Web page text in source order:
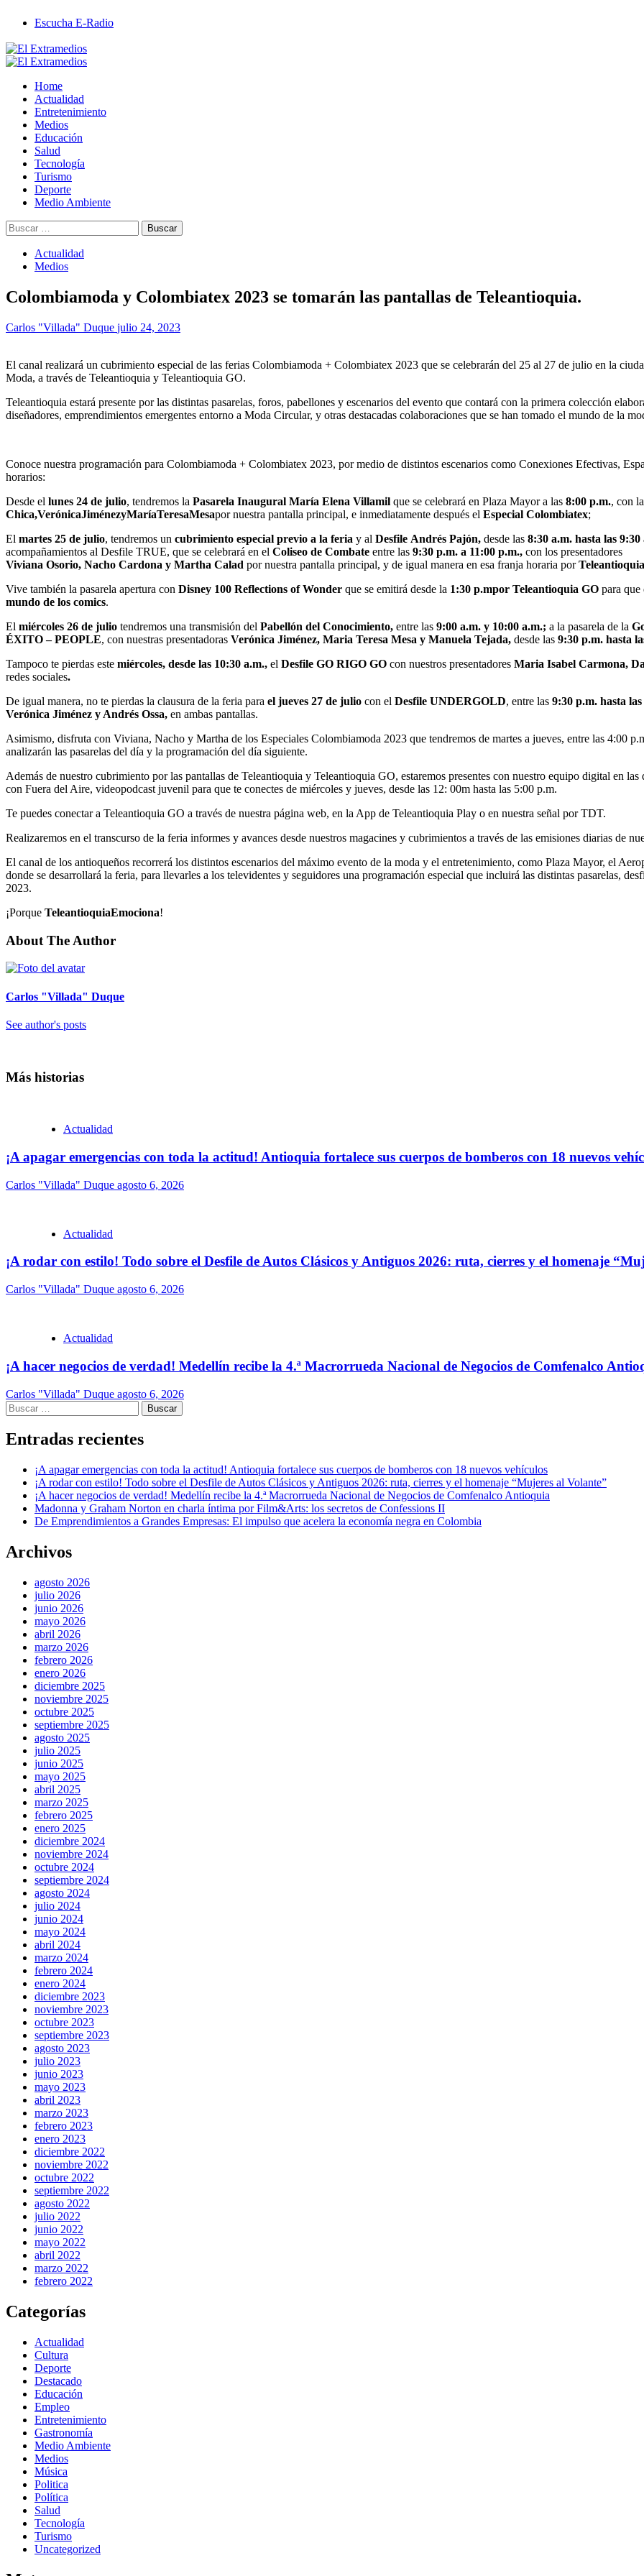
contenido
Escucha E-Radio
Primary
Home
Actualidad
Entretenimiento
Medios
Educación
Salud
Tecnología
Turismo
Deporte
Medio Ambiente
Buscar:
Actualidad
Medios
Colombiamoda y Colombiatex 2023 se tomarán las pantallas de Teleantioquia.
Carlos "Villada" Duque julio 24, 2023
El canal realizará un cubrimiento especial de las ferias Colombiamoda + Colombiatex 2023 que se celebrarán del 25 al 27 de julio en la
Moda, a través de Teleantioquia y Teleantioquia GO.
Teleantioquia estará presente por las distintas pasarelas, foros, pabellones y escenarios del evento que contará con la primera colección
diseñadores, emprendimientos emergentes entorno a Moda Circular, y otras destacadas colaboraciones que se han tomado el mundo de la
Conoce nuestra programación para Colombiamoda + Colombiatex 2023, por medio de distintos escenarios como Conexiones Efectivas,
horarios:
Desde el lunes 24 de julio, tendremos la Pasarela Inaugural María Elena Villamil que se celebrará en Plaza Mayor a las 8:00 p.m., con
Chica,VerónicaJiménezyMaríaTeresaMesapor nuestra pantalla principal, e inmediatamente después el Especial Colombiatex;
El martes 25 de julio, tendremos un cubrimiento especial previo a la feria y al Desfile Andrés Pajón, desde las 8:30 a.m. hasta las 9:30
acompañamientos al Desfile TRUE, que se celebrará en el Coliseo de Combate entre las 9:30 p.m. a 11:00 p.m., con los presentadores
Viviana Osorio, Nacho Cardona y Martha Calad por nuestra pantalla principal, y de igual manera en esa franja horaria porTeleantioquia
Vive también la pasarela apertura con Disney 100 Reflections of Wonder que se emitirá desde la 1:30 p.mpor Teleantioquia GO para
mundo de los comics.
El miércoles 26 de julio tendremos una transmisión del Pabellón del Conocimiento, entre las 9:00 a.m. y 10:00 a.m.; a la pasarela de la
ÉXITO – PEOPLE, con nuestras presentadoras Verónica Jiménez, Maria Teresa Mesa y Manuela Tejada, desde las 9:30 p.m. hasta
Tampoco te pierdas este miércoles, desde las 10:30 a.m., el Desfile GO RIGO GO con nuestros presentadores Maria Isabel Carmona,
redes sociales.
De igual manera, no te pierdas la clausura de la feria para el jueves 27 de julio con el Desfile UNDERGOLD, entre las 9:30 p.m. hasta
Verónica Jiménez y Andrés Ossa, en ambas pantallas.
Asimismo, disfruta con Viviana, Nacho y Martha de los Especiales Colombiamoda 2023 que tendremos de martes a jueves, entre las 4:00
analizarán las pasarelas del día y la programación del día siguiente.
Además de nuestro cubrimiento por las pantallas de Teleantioquia y Teleantioquia GO, estaremos presentes con nuestro equipo digital en
con Fuera del Aire, videopodcast juvenil para que te conectes de miércoles y jueves, desde las 12: 00m hasta las 5:00 p.m.
Te puedes conectar a Teleantioquia GO a través de nuestra página web, en la App de Teleantioquia Play o en nuestra señal por TDT.
Realizaremos en el transcurso de la feria informes y avances desde nuestros magacines y cubrimientos a través de las emisiones diarias de
El canal de los antioqueños recorrerá los distintos escenarios del máximo evento de la moda y el entretenimiento, como Plaza Mayor, el
donde se desarrollará la feria, para llevarles a los televidentes y seguidores una programación especial que incluirá las distintas pasarelas,
2023.
¡Porque TeleantioquiaEmociona!
About The Author
Carlos "Villada" Duque
See author's posts
Más historias
Actualidad
¡A apagar emergencias con toda la actitud! Antioquia fortalece sus cuerpos de bomberos con 18 nuevos
Carlos "Villada" Duque agosto 6, 2026
Actualidad
¡A rodar con estilo! Todo sobre el Desfile de Autos Clásicos y Antiguos 2026: ruta, cierres y el homenaje
Carlos "Villada" Duque agosto 6, 2026
Actualidad
¡A hacer negocios de verdad! Medellín recibe la 4.ª Macrorrueda Nacional de Negocios de Comfenalco
Carlos "Villada" Duque agosto 6, 2026
Buscar:
Entradas recientes
¡A apagar emergencias con toda la actitud! Antioquia fortalece sus cuerpos de bomberos con 18 nuevos vehículos
¡A rodar con estilo! Todo sobre el Desfile de Autos Clásicos y Antiguos 2026: ruta, cierres y el homenaje “Mujeres al Volante”
¡A hacer negocios de verdad! Medellín recibe la 4.ª Macrorrueda Nacional de Negocios de Comfenalco Antioquia
Madonna y Graham Norton en charla íntima por Film&Arts: los secretos de Confessions II
De Emprendimientos a Grandes Empresas: El impulso que acelera la economía negra en Colombia
Archivos
agosto 2026
julio 2026
junio 2026
mayo 2026
abril 2026
marzo 2026
febrero 2026
enero 2026
diciembre 2025
noviembre 2025
octubre 2025
septiembre 2025
agosto 2025
julio 2025
junio 2025
mayo 2025
abril 2025
marzo 2025
febrero 2025
enero 2025
diciembre 2024
noviembre 2024
octubre 2024
septiembre 2024
agosto 2024
julio 2024
junio 2024
mayo 2024
abril 2024
marzo 2024
febrero 2024
enero 2024
diciembre 2023
noviembre 2023
octubre 2023
septiembre 2023
agosto 2023
julio 2023
junio 2023
mayo 2023
abril 2023
marzo 2023
febrero 2023
enero 2023
diciembre 2022
noviembre 2022
octubre 2022
septiembre 2022
agosto 2022
julio 2022
junio 2022
mayo 2022
abril 2022
marzo 2022
febrero 2022
Categorías
Actualidad
Cultura
Deporte
Destacado
Educación
Empleo
Entretenimiento
Gastronomía
Medio Ambiente
Medios
Música
Politica
Política
Salud
Tecnología
Turismo
Uncategorized